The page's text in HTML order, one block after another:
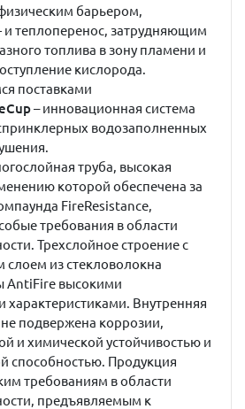
барьером,
теплоперенос, затрудняющим
топлива в зону пламени и
кислорода.
поставками
– инновационная система
водозаполненных
труба, высокая
которой обеспечена за
FireResistance,
требования в области
Трехслойное строение с
из стекловолокна
AntiFire высокими
характеристиками. Внутренняя
подвержена коррозии,
и химической устойчивостью и
способностью. Продукция
требованиям в области
предъявляемым к